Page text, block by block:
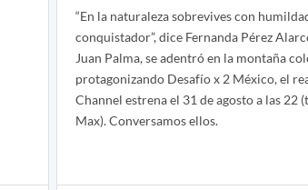
“En la naturaleza sobrevives con
conquistador”, dice Fernanda Pérez
Juan Palma, se adentró en la montaña
protagonizando Desafío x 2 México, el
Channel estrena el 31 de agosto a las 22
Max). Conversamos ellos.